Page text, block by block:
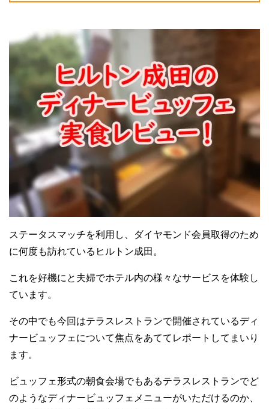
ているが、もっと有利に宿泊できる方法を探している・ヒルトンアメックス
ステータスマッチを利用し、ダイヤモンド会員取得のため
に何度も訪れているヒルトン成田。
これを好機にと夫婦でホテル内の様々なサービスを体験し
ています。
その中でも今回はテラスレストランで開催されているディ
ナービュッフェについて焦点をあててレポートしてまいり
ます。
ビュッフェ形式の朝食会場でもあるテラスレストランでど
のようなディナービュッフェメニューがいただけるのか、